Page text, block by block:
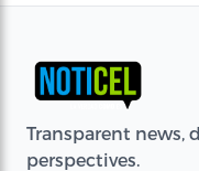
Transparent news,
perspectives.